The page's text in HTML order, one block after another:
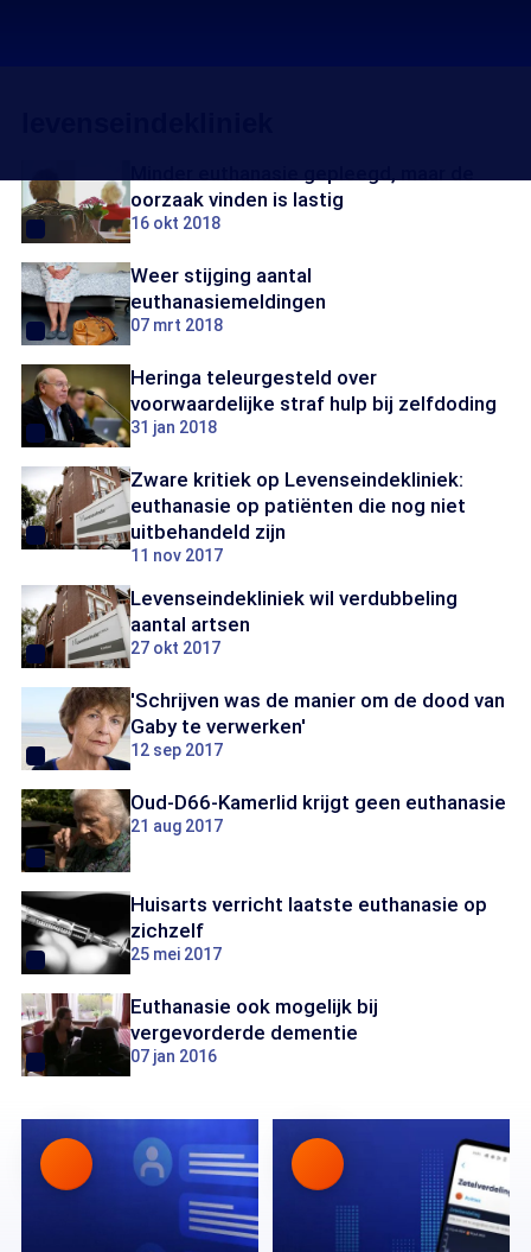
oorzaak vinden is lastig
16 okt 2018
Weer stijging aantal
euthanasiemeldingen
07 mrt 2018
Heringa teleurgesteld over
voorwaardelijke straf hulp bij zelfdoding
31 jan 2018
Zware kritiek op Levenseindekliniek:
euthanasie op patiënten die nog niet
uitbehandeld zijn
11 nov 2017
Levenseindekliniek wil verdubbeling
aantal artsen
27 okt 2017
'Schrijven was de manier om de dood van
Gaby te verwerken'
12 sep 2017
Oud-D66-Kamerlid krijgt geen euthanasie
21 aug 2017
Huisarts verricht laatste euthanasie op
zichzelf
25 mei 2017
Euthanasie ook mogelijk bij
vergevorderde dementie
07 jan 2016